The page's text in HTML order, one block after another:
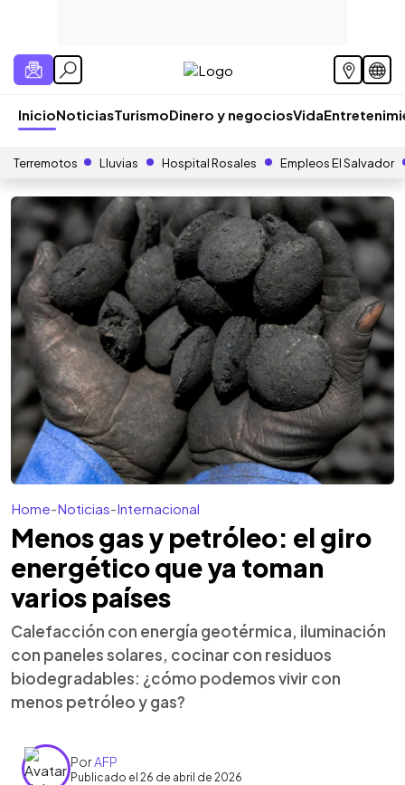
InicioNoticiasTurismoDinero y negociosVida
Terremotos Lluvias Hospital Rosales Empleos El Salvador
Home-Noticias-Internacional
Menos gas y petróleo: el giro
energético que ya toman
varios países
Calefacción con energía geotérmica, iluminación
con paneles solares, cocinar con residuos
biodegradables: ¿cómo podemos vivir con
menos petróleo y gas?
PorAFP
Publicado el 26 de abril de 2026